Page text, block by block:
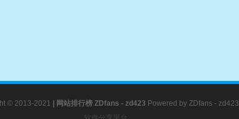
© 2013-2021 网站排行榜ZDfans - zd423 Powered by ZDfans - zd423